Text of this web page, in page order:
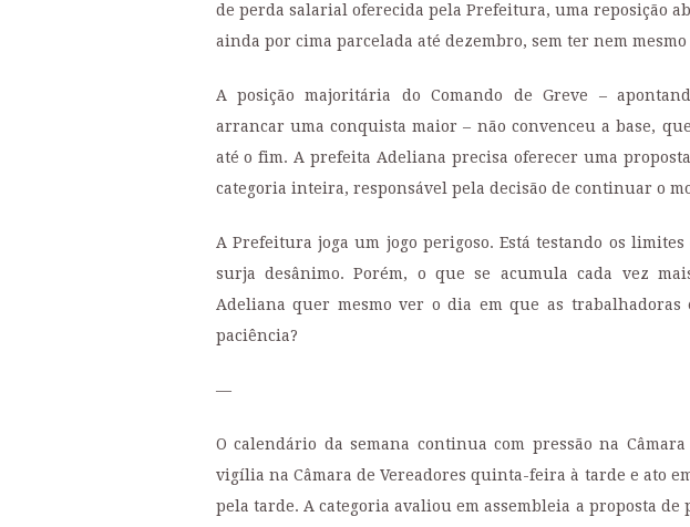
de perda salarial oferecida pela Prefeitura, uma reposição
ainda por cima parcelada até dezembro, sem ter nem
A posição majoritária do Comando de Greve –
arrancar uma conquista maior – não convenceu a base,
até o fim. A prefeita Adeliana precisa oferecer uma
categoria inteira, responsável pela decisão de continuar o
A Prefeitura joga um jogo perigoso. Está testando os
surja desânimo. Porém, o que se acumula cada vez
Adeliana quer mesmo ver o dia em que as trabalhadoras
paciência?
—
O calendário da semana continua com pressão na
vigília na Câmara de Vereadores quinta-feira à tarde e ato
pela tarde. A categoria avaliou em assembleia a proposta de